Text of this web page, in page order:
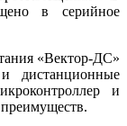
в серийное
«Вектор-ДС»
дистанционные
и